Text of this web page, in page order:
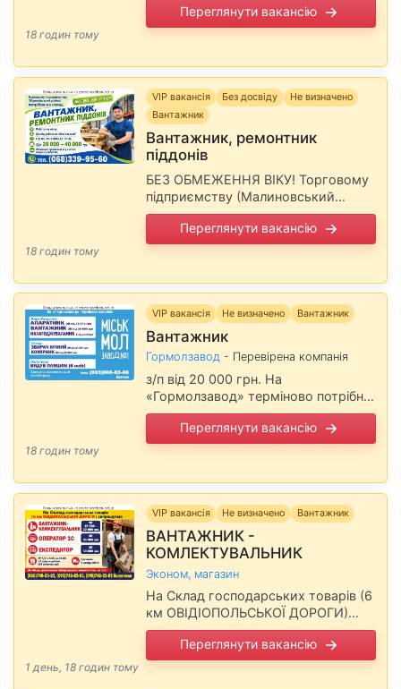
гуртожиток та безкоштовне
харчування. Запис на співбесіду …
Переглянути вакансію
18 годин тому
VIP вакансія Без досвіду
Не визначено
Вантажник
Вантажник, ремонтник
піддонів
БЕЗ ОБМЕЖЕННЯ ВІКУ! Торговому
підприємству (Малиновський
район) потрібен на склад. Робота по
місту. Досвід роботи не
обов'язковий! Г/р пн.-пт. з 8:00 до
Переглянути вакансію
18 годин тому
VIP вакансія Не визначено Вантажник
Вантажник
Гормолзавод - Перевірена компанія
з/п від 20 000 грн. На
«Гормолзавод» терміново потрібні
на виробництво. Зарплата
обговорюється телефоном.
Повідомте, будь ласка,
вакансію на сайті narabotu.od.ua
Переглянути вакансію
18 годин тому
VIP вакансія Не визначено Вантажник
ВАНТАЖНИК -
КОМЛЕКТУВАЛЬНИК
Эконом, магазин
На Склад господарських товарів (6
км ОВІДІОПОЛЬСЬКОЇ ДОРОГИ)
запрошуємо, ЗП 25 000 - 30 000
грн. * ГР 5/2 з 8.00 до 18.00 +2
суботи …
Переглянути вакансію
1 день, 18 годин тому